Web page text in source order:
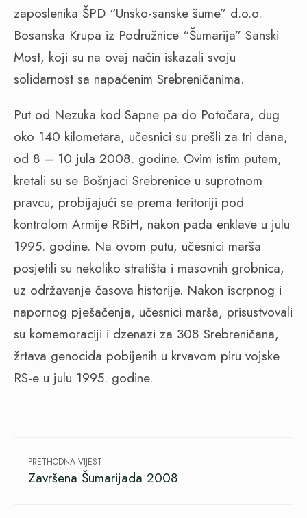
zaposlenika ŠPD “Unsko-sanske šume” d.o.o.
Bosanska Krupa iz Podružnice “Šumarija” Sanski
Most, koji su na ovaj način iskazali svoju
solidarnost sa napaćenim Srebreničanima.
Put od Nezuka kod Sapne pa do Potočara, dug
oko 140 kilometara, učesnici su prešli za tri dana,
od 8 – 10 jula 2008. godine. Ovim istim putem,
kretali su se Bošnjaci Srebrenice u suprotnom
pravcu, probijajući se prema teritoriji pod
kontrolom Armije RBiH, nakon pada enklave u julu
1995. godine. Na ovom putu, učesnici marša
posjetili su nekoliko stratišta i masovnih grobnica,
uz održavanje časova historije. Nakon iscrpnog i
napornog pješačenja, učesnici marša, prisustvovali
su komemoraciji i dzenazi za 308 Srebreničana,
žrtava genocida pobijenih u krvavom piru vojske
RS-e u julu 1995. godine.
PRETHODNA VIJEST
Završena Šumarijada 2008